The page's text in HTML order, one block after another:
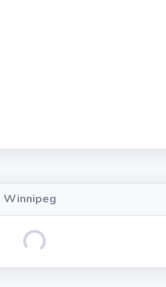
Winnipeg
Loading...